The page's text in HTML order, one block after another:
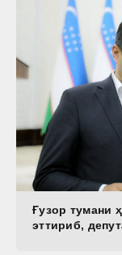
Ғузор тумани
эттириб,